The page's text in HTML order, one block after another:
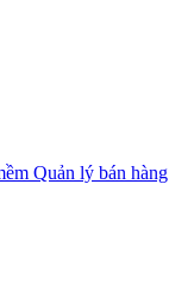
Quản lý bán hàng